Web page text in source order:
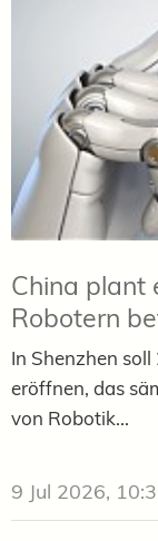
China plant
Robotern
In Shenzhen
eröffnen, das
von Robotik...
9 Jul 2026,